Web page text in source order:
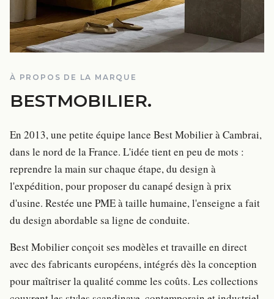
À PROPOS DE LA MARQUE
BESTMOBILIER.
En 2013, une petite équipe lance Best Mobilier à Cambrai,
dans le nord de la France. L'idée tient en peu de mots :
reprendre la main sur chaque étape, du design à
l'expédition, pour proposer du canapé design à prix
d'usine. Restée une PME à taille humaine, l'enseigne a fait
du design abordable sa ligne de conduite.
Best Mobilier conçoit ses modèles et travaille en direct
avec des fabricants européens, intégrés dès la conception
pour maîtriser la qualité comme les coûts. Les collections